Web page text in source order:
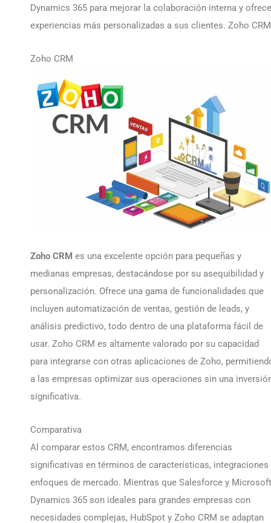
Dynamics 365 para mejorar la colaboración interna y
experiencias más personalizadas a sus clientes. Zoho CRM
Zoho CRM
Zoho CRM es una excelente opción para pequeñas y
medianas empresas, destacándose por su asequibilidad y
personalización. Ofrece una gama de funcionalidades que
incluyen automatización de ventas, gestión de leads, y
análisis predictivo, todo dentro de una plataforma fácil de
usar. Zoho CRM es altamente valorado por su capacidad
para integrarse con otras aplicaciones de Zoho,
a las empresas optimizar sus operaciones sin una
significativa.
Comparativa
Al comparar estos CRM, encontramos diferencias
significativas en términos de características, integraciones
enfoques de mercado. Mientras que Salesforce y Microsoft
Dynamics 365 son ideales para grandes empresas con
necesidades complejas, HubSpot y Zoho CRM se adaptan